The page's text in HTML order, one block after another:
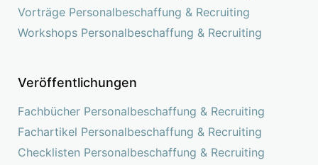
Vorträge Personalbeschaffung & Recruiting
Workshops Personalbeschaffung & Recruiting
Veröffentlichungen
Fachbücher Personalbeschaffung & Recruiting
Fachartikel Personalbeschaffung & Recruiting
Checklisten Personalbeschaffung & Recruiting